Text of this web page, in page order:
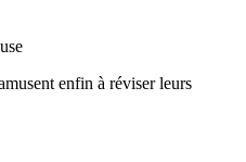
enfin à réviser leurs